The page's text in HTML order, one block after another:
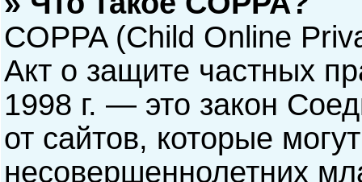
COPPA (Child Online
Акт о защите частных
1998 г. — это закон
от сайтов, которые
несовершеннолетних